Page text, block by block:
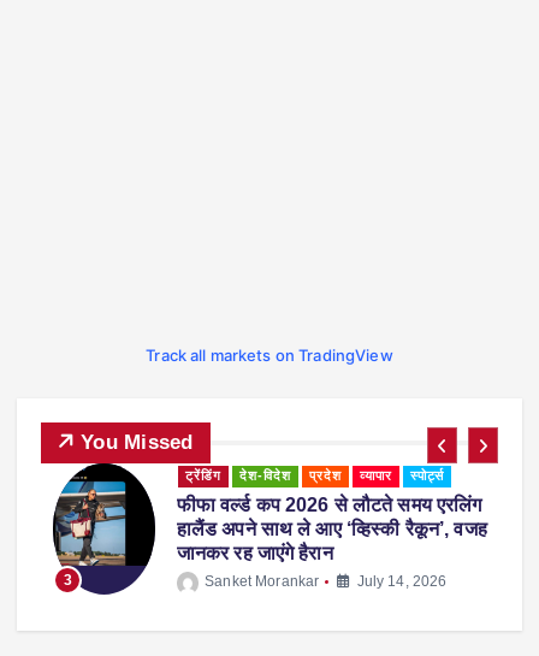
Track all markets on TradingView
You Missed
3
ट्रेंडिंग देश-विदेश प्रदेश व्यापार स्पोर्ट्स
फीफा वर्ल्ड कप 2026 से लौटते समय एरलिंग
हालैंड अपने साथ ले आए ‘व्हिस्की रैकून’, वजह
जानकर रह जाएंगे हैरान
Sanket Morankar July 14, 2026